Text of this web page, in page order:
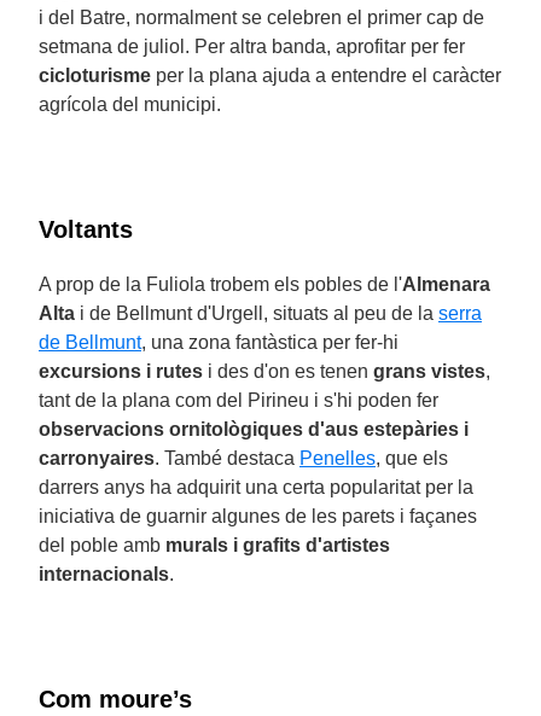
i del Batre, normalment se celebren el primer cap de
setmana de juliol. Per altra banda, aprofitar per fer
cicloturisme per la plana ajuda a entendre el caràcter
agrícola del municipi.
Voltants
A prop de la Fuliola trobem els pobles de l'Almenara
Alta i de Bellmunt d'Urgell, situats al peu de la serra
de Bellmunt, una zona fantàstica per fer-hi
excursions i rutes i des d'on es tenen grans vistes,
tant de la plana com del Pirineu i s'hi poden fer
observacions ornitològiques d'aus estepàries i
carronyaires. També destaca Penelles, que els
darrers anys ha adquirit una certa popularitat per la
iniciativa de guarnir algunes de les parets i façanes
del poble amb murals i grafits d'artistes
internacionals.
Com moure’s